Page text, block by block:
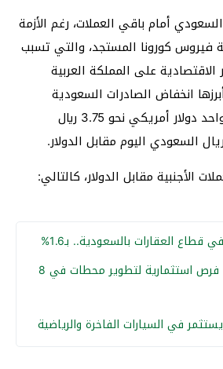
أمام باقي العملات، رغم الأزمة
فيروس كورونا المستجد، والتي تسبب
على المملكة العربية
انخفاض الصادرات السعودية
النفطية، حيث سجل الواحد دولار أمريكي نحو 3.75 ريال
السعودي اليوم مقابل الدولار.
الأجنبية مقابل الدولار، كالتالي:
قطاع العقارات بالسعودية.. بـ1.6%
المملكة تعلن طرح فرص استثمارية لتطوير محطات في 8
في السيارات الفاخرة والرياضية